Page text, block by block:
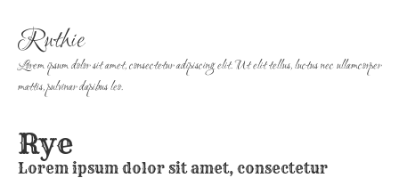
Ruthie
Lorem ipsum dolor sit amet, consectetur adipiscing elit. Ut elit tellus, luctus nec ullamcorper
mattis, pulvinar dapibus leo.
Rye
Lorem ipsum dolor sit amet, consectetur